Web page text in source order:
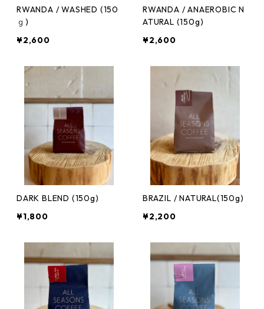
RWANDA / WASHED (150
ｇ)
¥2,600
RWANDA / ANAEROBIC N
ATURAL (150g)
¥2,600
DARK BLEND (150g)
¥1,800
BRAZIL / NATURAL(150g)
¥2,200